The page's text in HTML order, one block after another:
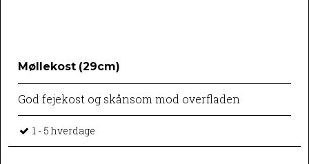
Møllekost (29cm)
God fejekost og skånsom mod overfladen
1 - 5 hverdage